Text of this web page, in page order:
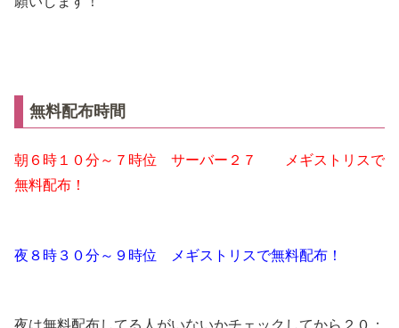
無料配布時間
朝６時１０分～７時位 サーバー２７ メギストリスで
無料配布！
夜８時３０分～９時位 メギストリスで無料配布！